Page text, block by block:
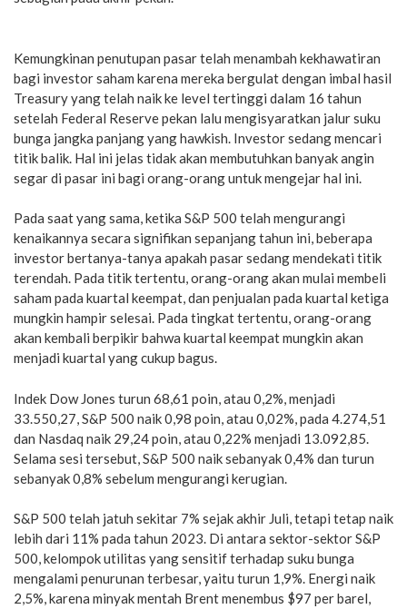
Kemungkinan penutupan pasar telah menambah kekhawatiran
bagi investor saham karena mereka bergulat dengan imbal hasil
Treasury yang telah naik ke level tertinggi dalam 16 tahun
setelah Federal Reserve pekan lalu mengisyaratkan jalur suku
bunga jangka panjang yang hawkish. Investor sedang mencari
titik balik. Hal ini jelas tidak akan membutuhkan banyak angin
segar di pasar ini bagi orang-orang untuk mengejar hal ini.
Pada saat yang sama, ketika S&P 500 telah mengurangi
kenaikannya secara signifikan sepanjang tahun ini, beberapa
investor bertanya-tanya apakah pasar sedang mendekati titik
terendah. Pada titik tertentu, orang-orang akan mulai membeli
saham pada kuartal keempat, dan penjualan pada kuartal ketiga
mungkin hampir selesai. Pada tingkat tertentu, orang-orang
akan kembali berpikir bahwa kuartal keempat mungkin akan
menjadi kuartal yang cukup bagus.
Indek Dow Jones turun 68,61 poin, atau 0,2%, menjadi
33.550,27, S&P 500 naik 0,98 poin, atau 0,02%, pada 4.274,51
dan Nasdaq naik 29,24 poin, atau 0,22% menjadi 13.092,85.
Selama sesi tersebut, S&P 500 naik sebanyak 0,4% dan turun
sebanyak 0,8% sebelum mengurangi kerugian.
S&P 500 telah jatuh sekitar 7% sejak akhir Juli, tetapi tetap naik
lebih dari 11% pada tahun 2023. Di antara sektor-sektor S&P
500, kelompok utilitas yang sensitif terhadap suku bunga
mengalami penurunan terbesar, yaitu turun 1,9%. Energi naik
2,5%, karena minyak mentah Brent menembus $97 per barel,